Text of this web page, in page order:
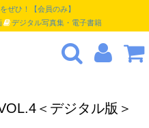
ぜひ！【会員のみ】
デジタル写真集・電子書籍
＜デジタル版＞